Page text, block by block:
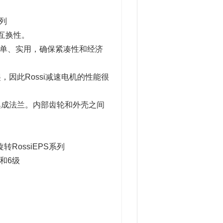
性。
、实用，确保紧凑性和经济
因此Rossi减速电机的性能很
法兰。内部齿轮和外壳之间
转RossiEPS系列
6级